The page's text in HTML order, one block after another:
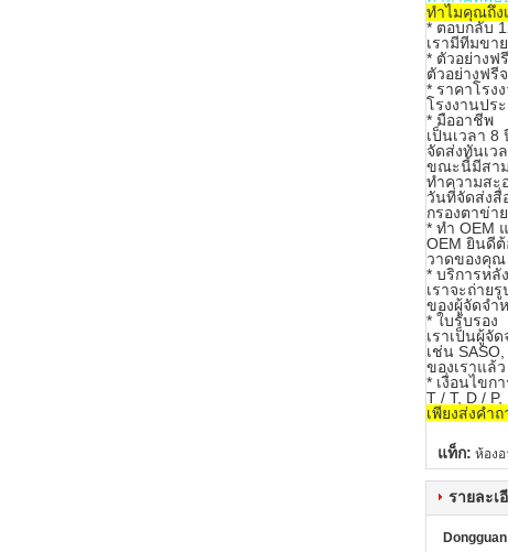
ทำไมคุณถึง
* ตอบกลับ
เรามีทีมขา
* ตัวอย่างฟรี
ตัวอย่างฟรี
* ราคาโรง
โรงงานปร
* มืออาชีพ
เป็นเวลา
จัดส่งทันเว
ขณะนี้มีสาม
ทำความสะ
วันที่จัดส่งสื่
กรองตาข่า
* ทำ OEM
OEM ยินดี
วาดของคุณ
* บริการหลั
เราจะถ่าย
ของผู้จัดจำ
* ใบรับรอง
เราเป็นผู้จั
เช่น
ของเราแล้ว
* เงื่อนไขก
T / T, D /
เพียงส่งคำ
แท็ก: ห้อง
รายละเ